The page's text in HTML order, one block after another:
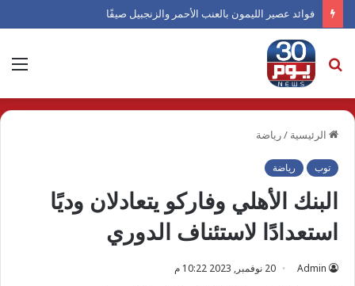
فوائد عصير الليمون بالعنب الأحمر والزنجبيل صيفًا
بحث
عن
الرئيسية /رياضة
توب رياضة
البنك الأهلي وفاركو يتعادلان وديًا
استعدادًا لاستئناف الدوري
Admin
20 نوفمبر, 2023 10:22 م